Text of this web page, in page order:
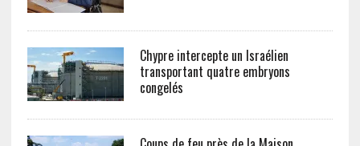
Chypre intercepte un Israélien
transportant quatre embryons
congelés